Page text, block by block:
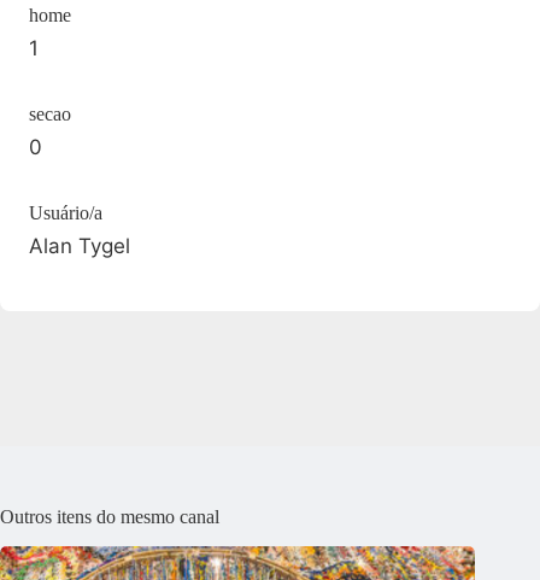
home
1
secao
0
Usuário/a
Alan Tygel
Outros itens do mesmo canal